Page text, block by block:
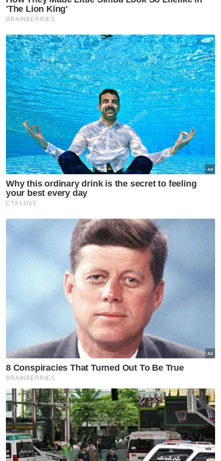
Ia bagi menentukan kepimpinan negara
demokrasi ketiga terbesar di dunia itu,
selepas Jokowi bakal menamatkan tempoh
maksimum pemerintahan selama 10 tahun.
Jika tiada pasangan calon yang memenangi
lebih 50 peratus undi dengan sekurang-
kurangnya 20 peratus undi daripada lebih
separuh wilayah, pusingan kedua akan
diadakan pada 26 Jun antara dua calon
teratas.
Presiden dan Naib Presiden yang baru dipilih
akan mengangkat sumpah pada 20 Oktober
bersama ahli Dewan Perwakilan Rakyat
(DPR).
Selain Presiden dan Naib Presiden, rakyat
negara itu juga memilih untuk Anggota
Dewan Perwakilan Rakyat (DPR) dan Daerah
(DPD) yang baharu.
Muat turun aplikasi Sinar Harian.Klik di sini!
Pemilu 2024
Pilpres 2024
Jakarta
Artikel Disyorkan